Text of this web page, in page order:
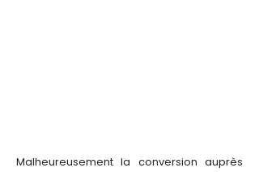
Malheureusement la conversion auprès